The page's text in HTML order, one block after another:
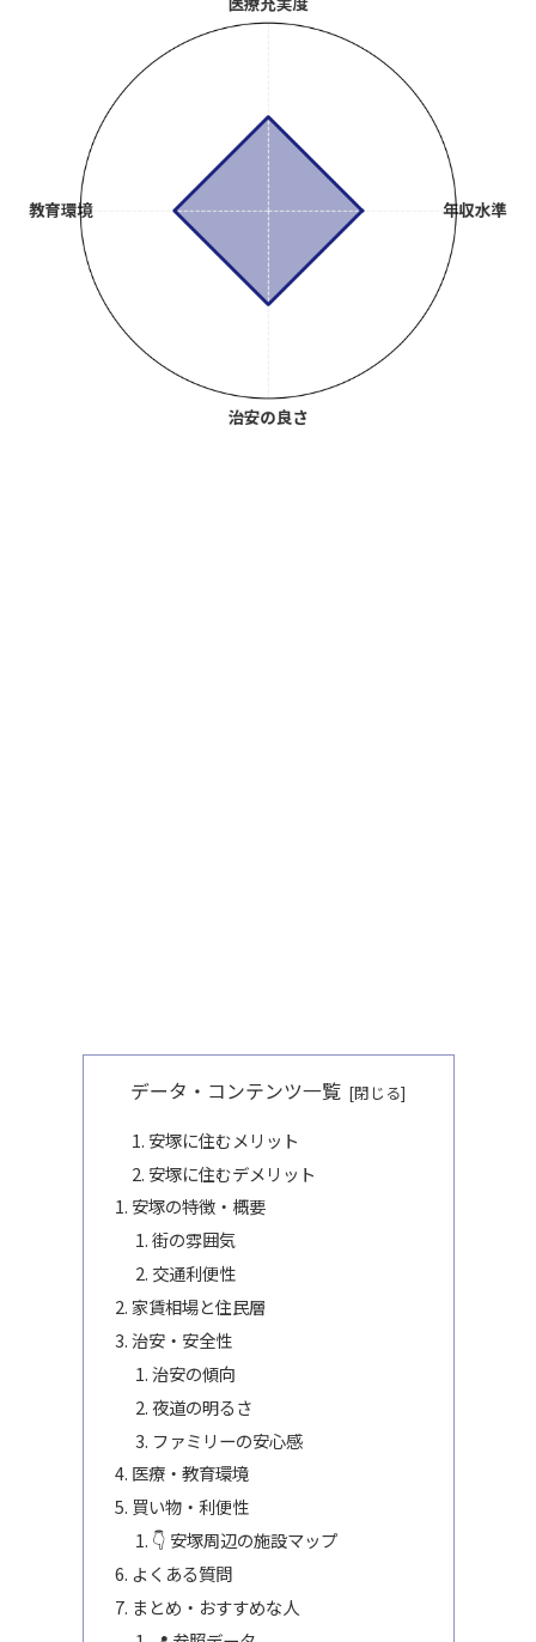
データ・コンテンツ一覧
安塚に住むメリット
安塚に住むデメリット
安塚の特徴・概要
街の雰囲気
交通利便性
家賃相場と住民層
治安・安全性
治安の傾向
夜道の明るさ
ファミリーの安心感
医療・教育環境
買い物・利便性
👇 安塚周辺の施設マップ
よくある質問
まとめ・おすすめな人